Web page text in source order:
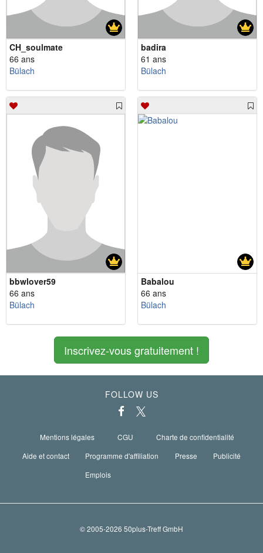
CH_soulmate
66 ans
Bülach
badira
61 ans
Bülach
bbwlover59
66 ans
Bülach
Babalou
66 ans
Bülach
Inscrivez-vous gratuitement !
FOLLOW US
Mentions légales CGU
Charte de confidentialité
Aide et contact
Programme d'affiliation Presse
Publicité
Emplois
© 2005-2026 50plus-Treff GmbH